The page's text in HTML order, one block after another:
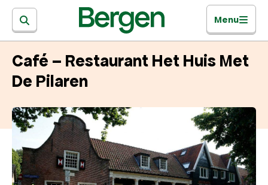
Menu
Café – Restaurant Het Huis Met
De Pilaren